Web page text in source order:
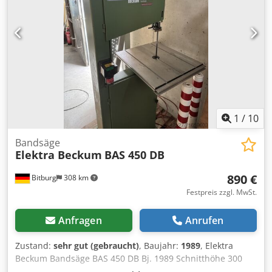
1 / 10
Bitburg 308 km
Bandsäge
Elektra Beckum BAS 450 DB
890 €
Festpreis zzgl. MwSt.
Anfragen Anrufen
Zustand: sehr gut (gebraucht), Baujahr: 1989, Elektra
Beckum Bandsäge BAS 450 DB Bj. 1989 Schnitthöhe 300